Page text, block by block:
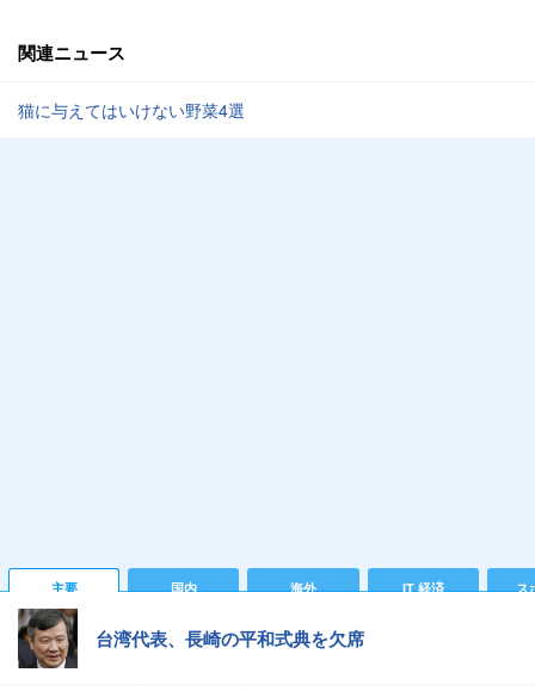
関連ニュース
猫に与えてはいけない野菜4選
主要 国内 海外 IT 経済 ス
台湾代表、長崎の平和式典を欠席